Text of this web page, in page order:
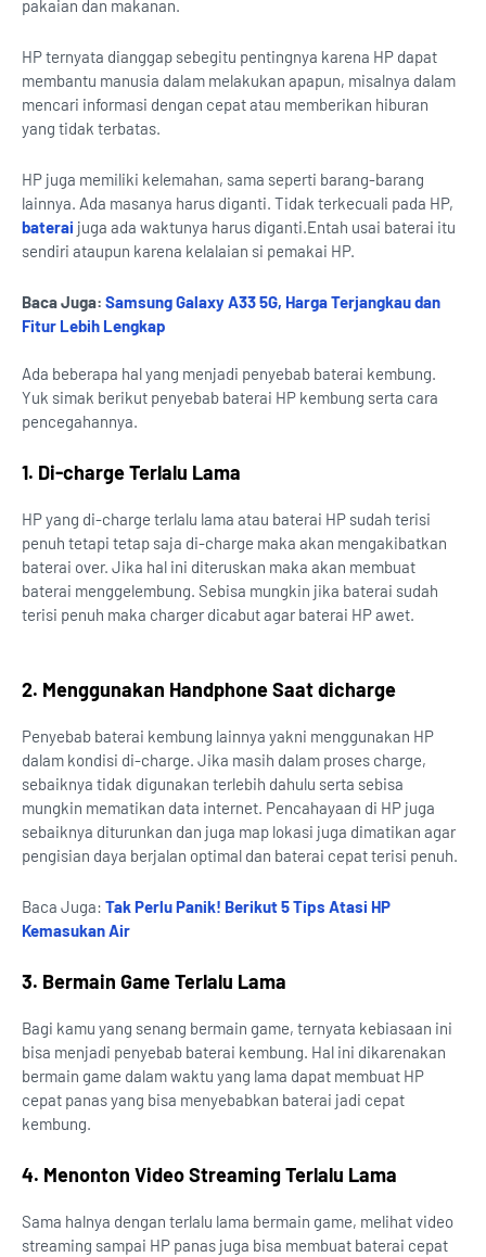
pakaian dan makanan.
HP ternyata dianggap sebegitu pentingnya karena HP dapat
membantu manusia dalam melakukan apapun, misalnya dalam
mencari informasi dengan cepat atau memberikan hiburan
yang tidak terbatas.
HP juga memiliki kelemahan, sama seperti barang-barang
lainnya. Ada masanya harus diganti. Tidak terkecuali pada HP,
baterai juga ada waktunya harus diganti.Entah usai baterai itu
sendiri ataupun karena kelalaian si pemakai HP.
Baca Juga: Samsung Galaxy A33 5G, Harga Terjangkau dan
Fitur Lebih Lengkap
Ada beberapa hal yang menjadi penyebab baterai kembung.
Yuk simak berikut penyebab baterai HP kembung serta cara
pencegahannya.
1. Di-charge Terlalu Lama
HP yang di-charge terlalu lama atau baterai HP sudah terisi
penuh tetapi tetap saja di-charge maka akan mengakibatkan
baterai over. Jika hal ini diteruskan maka akan membuat
baterai menggelembung. Sebisa mungkin jika baterai sudah
terisi penuh maka charger dicabut agar baterai HP awet.
2. Menggunakan Handphone Saat dicharge
Penyebab baterai kembung lainnya yakni menggunakan HP
dalam kondisi di-charge. Jika masih dalam proses charge,
sebaiknya tidak digunakan terlebih dahulu serta sebisa
mungkin mematikan data internet. Pencahayaan di HP juga
sebaiknya diturunkan dan juga map lokasi juga dimatikan agar
pengisian daya berjalan optimal dan baterai cepat terisi penuh.
Baca Juga: Tak Perlu Panik! Berikut 5 Tips Atasi HP
Kemasukan Air
3. Bermain Game Terlalu Lama
Bagi kamu yang senang bermain game, ternyata kebiasaan ini
bisa menjadi penyebab baterai kembung. Hal ini dikarenakan
bermain game dalam waktu yang lama dapat membuat HP
cepat panas yang bisa menyebabkan baterai jadi cepat
kembung.
4. Menonton Video Streaming Terlalu Lama
Sama halnya dengan terlalu lama bermain game, melihat video
streaming sampai HP panas juga bisa membuat baterai cepat